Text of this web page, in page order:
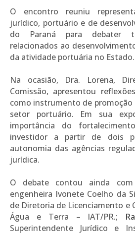
O encontro reuniu
jurídico, portuário e de
do Paraná para debater
relacionados ao
da atividade portuária no Estado.
Na ocasião, Dra. Lorena,
Comissão, apresentou
como instrumento de
setor portuário. Em sua
importância do
investidor a partir de dois
autonomia das agências
jurídica.
O debate contou ainda
engenheira Ivonete Coelho da
de Diretoria de Licenciamento
Água e Terra – IAT/PR.;
Superintendente Jurídico e